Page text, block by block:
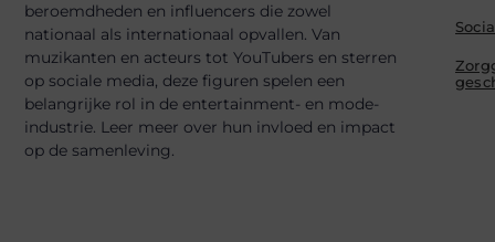
beroemdheden en influencers die zowel
nationaal als internationaal opvallen. Van
muzikanten en acteurs tot YouTubers en sterren
op sociale media, deze figuren spelen een
belangrijke rol in de entertainment- en mode-
industrie. Leer meer over hun invloed en impact
op de samenleving.